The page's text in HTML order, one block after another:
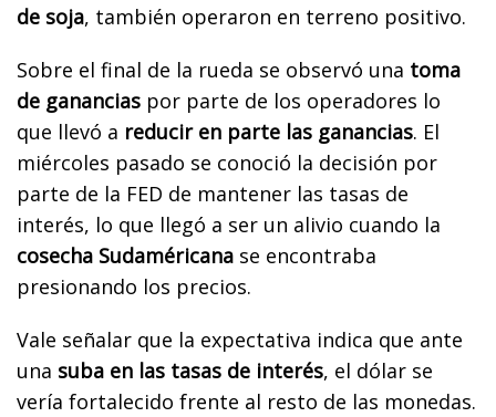
de soja, también operaron en terreno positivo.
Sobre el final de la rueda se observó una toma
de ganancias por parte de los operadores lo
que llevó a reducir en parte las ganancias. El
miércoles pasado se conoció la decisión por
parte de la FED de mantener las tasas de
interés, lo que llegó a ser un alivio cuando la
cosecha Sudaméricana se encontraba
presionando los precios.
Vale señalar que la expectativa indica que ante
una suba en las tasas de interés, el dólar se
vería fortalecido frente al resto de las monedas.